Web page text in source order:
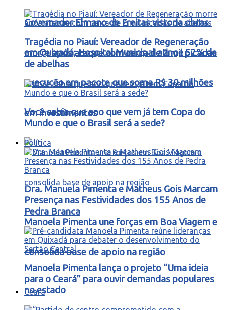
Governador Elmano de Freitas vistoria obras
em Quixadá; Hospital Municipal atinge 52% de
execução em pacote que soma R$ 30 milhões
em investimentos
Manoela Pimenta une forças em Boa Viagem e
consolida base de apoio na região
Ceará
Tragédia no Piauí: Vereador de Regeneração
morre após ataque com cerca de 2 mil picadas
de abelhas
Você sabia que ano que vem já tem Copa do
Mundo e que o Brasil será a sede?
Política
Dra. Manuela Pimenta e Matheus Gois Marcam
Presença nas Festividades dos 155 Anos de
Pedra Branca
Manoela Pimenta lança o projeto “Uma ideia
para o Ceará” para ouvir demandas populares
no estado